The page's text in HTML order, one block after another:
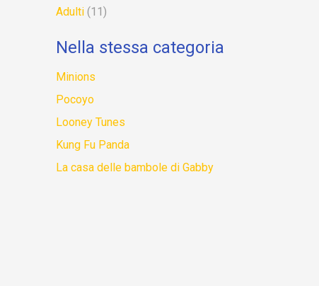
Adulti (11)
Nella stessa categoria
Minions
Pocoyo
Looney Tunes
Kung Fu Panda
La casa delle bambole di Gabby